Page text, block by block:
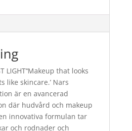
LIGHT’‘Makeup that looks
like skincare.’ Nars
är en avancerad
där hudvård och makeup
innovativa formulan tar
och rodnader och